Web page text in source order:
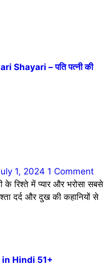
Shayari – पति पत्नी की
1, 2024 1 Comment
दर्द और दुख की कहानियों से
Hindi 51+